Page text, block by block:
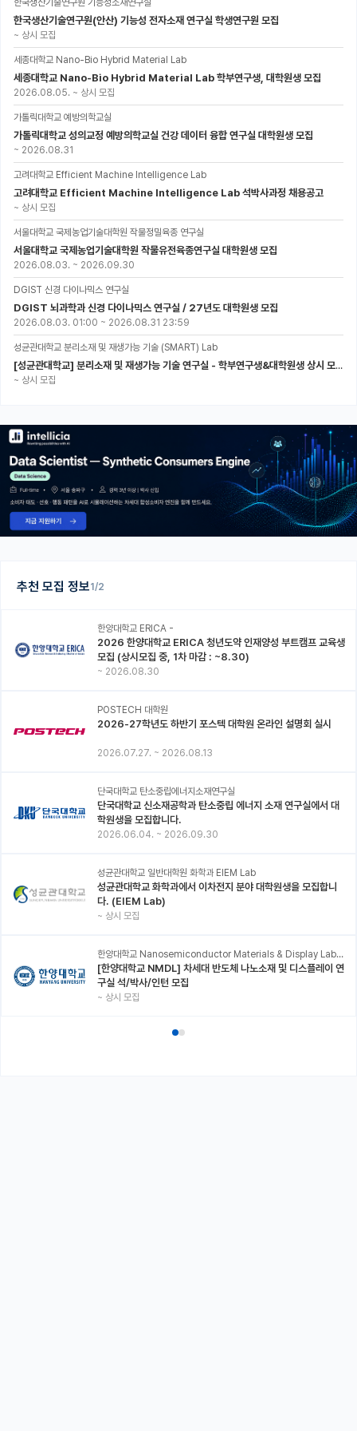
추천 모집 정보1/2
한양대학교 ERICA -
2026 한양대학교 ERICA 청년도약 인재양성 부트캠프 교육생
모집 (상시모집 중, 1차 마감 : ~8.30)
~ 2026.08.30
POSTECH 대학원
2026-27학년도 하반기 포스텍 대학원 온라인 설명회 실시
2026.07.27. ~ 2026.08.13
단국대학교 탄소중립에너지소재연구실
단국대학교 신소재공학과 탄소중립 에너지 소재 연구실에서 대
학원생을 모집합니다.
2026.06.04. ~ 2026.09.30
성균관대학교 일반대학원 화학과 EIEM Lab
성균관대학교 화학과에서 이차전지 분야 대학원생을 모집합니
다. (EIEM Lab)
~ 상시 모집
한양대학교 Nanosemiconductor Materials & Display Laboratory
[한양대학교 NMDL] 차세대 반도체 나노소재 및 디스플레이 연
구실 석/박사/인턴 모집
~ 상시 모집
한국생산기술연구원 기능성소재연구실
한국생산기술연구원(안산) 기능성 전자소재 연구실 학생연구원 모집
~ 상시 모집
세종대학교 Nano-Bio Hybrid Material Lab
세종대학교 Nano-Bio Hybrid Material Lab 학부연구생, 대학원생 모집
2026.08.05. ~ 상시 모집
가톨릭대학교 예방의학교실
가톨릭대학교 성의교정 예방의학교실 건강 데이터 융합 연구실 대학원생 모집
~ 2026.08.31
고려대학교 Efficient Machine Intelligence Lab
고려대학교 Efficient Machine Intelligence Lab 석박사과정 채용공고
~ 상시 모집
서울대학교 국제농업기술대학원 작물정밀육종 연구실
서울대학교 국제농업기술대학원 작물유전육종연구실 대학원생 모집
2026.08.03. ~ 2026.09.30
DGIST 신경 다이나믹스 연구실
DGIST 뇌과학과 신경 다이나믹스 연구실 / 27년도 대학원생 모집
2026.08.03. 01:00 ~ 2026.08.31 23:59
성균관대학교 분리소재 및 재생가능 기술 (SMART) Lab
[성균관대학교] 분리소재 및 재생가능 기술 연구실 - 학부연구생&대학원생 상시 모집 (미래에너지공학과)
~ 상시 모집